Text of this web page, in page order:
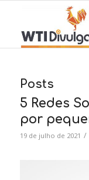
Posts
5 Redes
por
19 de julho de 2021 /